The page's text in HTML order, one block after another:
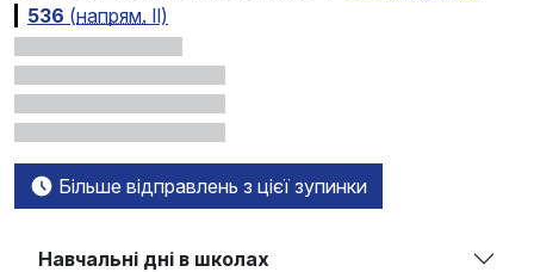
536 (напрям. Ⅱ)
Більше відправлень з цієї зупинки
Навчальні дні в школах